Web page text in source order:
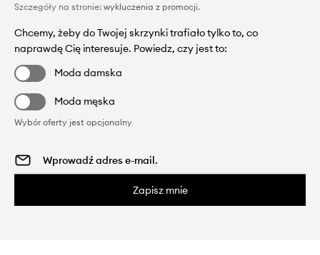
Szczegóły na stronie: wykluczenia z promocji.
Chcemy, żeby do Twojej skrzynki trafiało tylko to, co
naprawdę Cię interesuje. Powiedz, czy jest to:
Moda damska
Moda męska
Wybór oferty jest opcjonalny
Zapisz mnie